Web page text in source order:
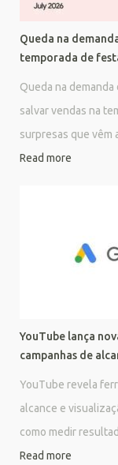
Queda na
temporada de
Queda na
salvar vendas na
surpresas que vêm
Read more
YouTube lança
campanhas de
YouTube revela
alcance e
como medir
Read more